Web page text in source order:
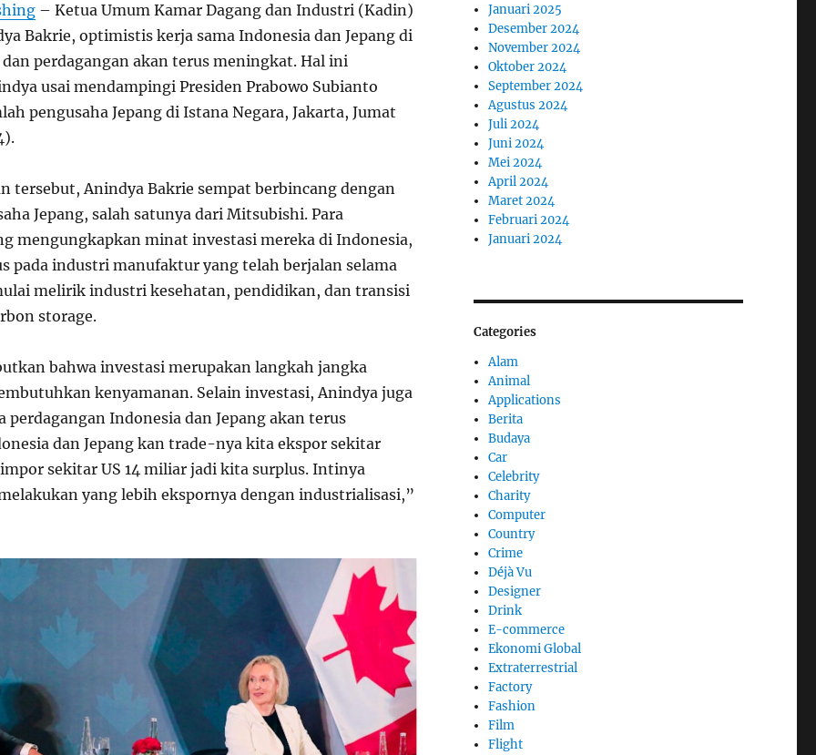
– Ketua Umum Kamar Dagang dan Industri (Kadin)
Bakrie, optimistis kerja sama Indonesia dan Jepang di
perdagangan akan terus meningkat. Hal ini
usai mendampingi Presiden Prabowo Subianto
pengusaha Jepang di Istana Negara, Jakarta, Jumat
tersebut, Anindya Bakrie sempat berbincang dengan
Jepang, salah satunya dari Mitsubishi. Para
mengungkapkan minat investasi mereka di Indonesia,
pada industri manufaktur yang telah berjalan selama
melirik industri kesehatan, pendidikan, dan transisi
storage.
bahwa investasi merupakan langkah jangka
kenyamanan. Selain investasi, Anindya juga
perdagangan Indonesia dan Jepang akan terus
dan Jepang kan trade-nya kita ekspor sekitar
sekitar US 14 miliar jadi kita surplus. Intinya
yang lebih ekspornya dengan industrialisasi,”
Januari 2025
Desember 2024
November 2024
Oktober 2024
September 2024
Agustus 2024
Juli 2024
Juni 2024
Mei 2024
April 2024
Maret 2024
Februari 2024
Januari 2024
Categories
Alam
Animal
Applications
Berita
Budaya
Car
Celebrity
Charity
Computer
Country
Crime
Déjà Vu
Designer
Drink
E-commerce
Ekonomi Global
Extraterrestrial
Factory
Fashion
Film
Flight